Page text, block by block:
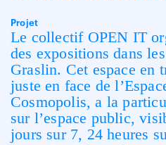
Projet
Le collectif OPEN IT
des expositions dans
Graslin. Cet espace en
juste en face de
Cosmopolis, a la
sur l’espace public,
jours sur 7, 24 heures